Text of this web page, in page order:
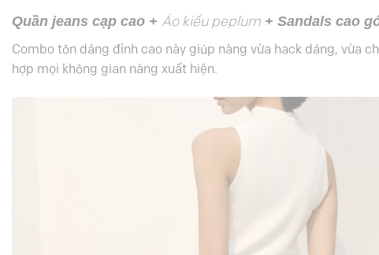
Quần jeans cạp cao + Áo kiểu peplum + Sandals cao
Combo tôn dáng đỉnh cao này giúp nàng vừa hack dáng, vừa
hợp mọi không gian nàng xuất hiện.